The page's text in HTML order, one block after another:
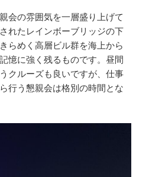
会の雰囲気を一層盛り上げて
れたレインボーブリッジの下
らめく高層ビル群を海上から
憶に強く残るものです。昼間
クルーズも良いですが、仕事
行う懇親会は格別の時間とな